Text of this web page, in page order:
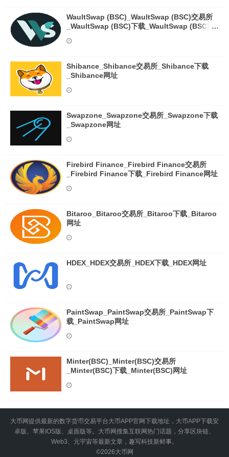
WaultSwap (BSC)_WaultSwap (BSC)交易所
_WaultSwap (BSC)下载_WaultSwap (BSC)网
Shibance_Shibance交易所_Shibance下载
_Shibance网址
Swapzone_Swapzone交易所_Swapzone下载
_Swapzone网址
Firebird Finance_Firebird Finance交易所
_Firebird Finance下载_Firebird Finance网址
Bitaroo_Bitaroo交易所_Bitaroo下载_Bitaroo
网址
HDEX_HDEX交易所_HDEX下载_HDEX网址
PaintSwap_PaintSwap交易所_PaintSwap下
载_PaintSwap网址
Minter(BSC)_Minter(BSC)交易所
_Minter(BSC)下载_Minter(BSC)网址
大币网提供最新的数字货币交易平台大币APP官网下载地址，大币APP下载安
卓版、苹果IOS版、桌面版等。大币网搜集互联网热门话题，分享区块链、
Web3、元宇宙等最新文章，趣写科技新鲜事。
©2026大币网